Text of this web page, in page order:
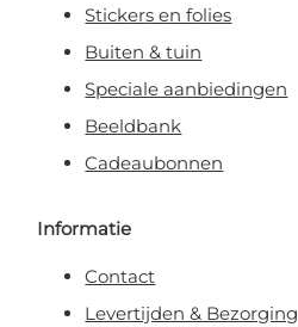
Stickers en folies
Buiten & tuin
Speciale aanbiedingen
Beeldbank
Cadeaubonnen
Informatie
Contact
Levertijden & Bezorging